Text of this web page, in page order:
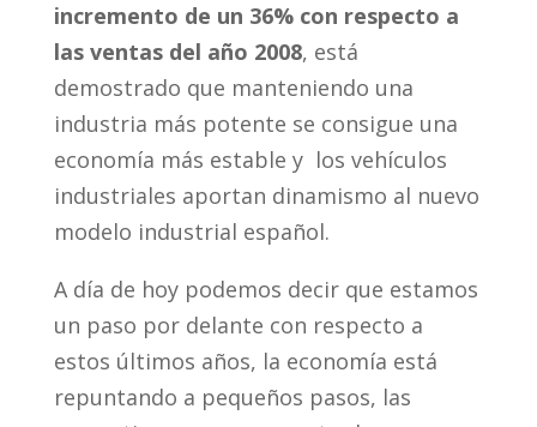
incremento de un 36% con respecto a
las ventas del año 2008, está
demostrado que manteniendo una
industria más potente se consigue una
economía más estable y los vehículos
industriales aportan dinamismo al nuevo
modelo industrial español.
A día de hoy podemos decir que estamos
un paso por delante con respecto a
estos últimos años, la economía está
repuntando a pequeños pasos, las